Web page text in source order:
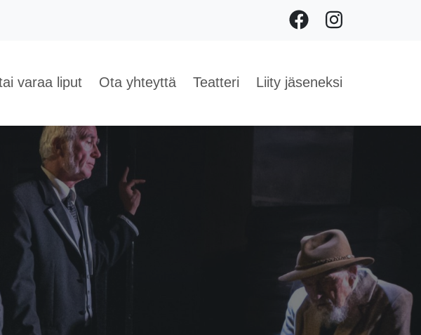
FacebookInstagram
varaa liput Ota yhteyttä Teatteri Liity jäseneksi